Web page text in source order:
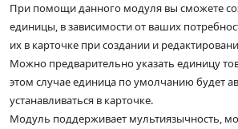
При помощи данного модуля вы сможете
единицы, в зависимости от ваших
их в карточке при создании и
Можно предварительно указать единицу
этом случае единица по умолчанию будет
устанавливаться в карточке.
Модуль поддерживает мультиязычность,